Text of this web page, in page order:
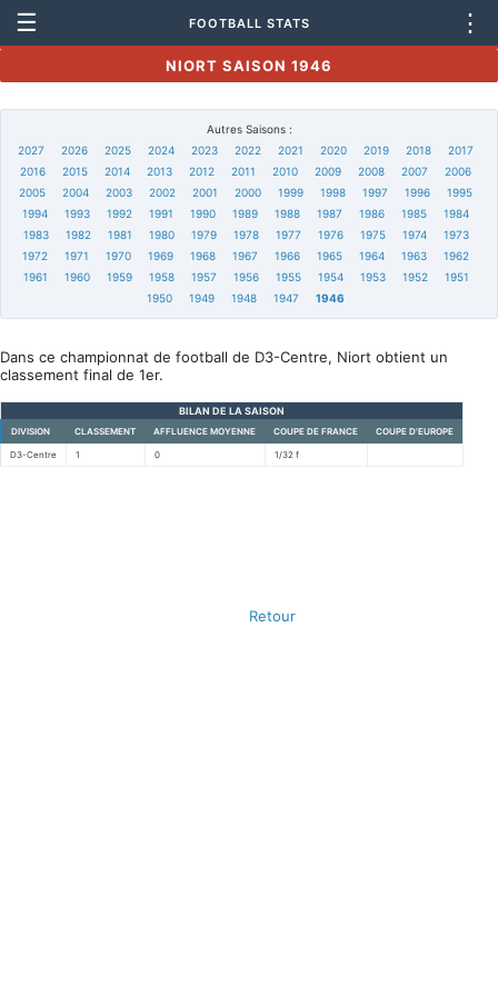
☰ FOOTBALL STATS ⋮
NIORT SAISON 1946
Autres Saisons :
2027
2026 2025 2024 2023 2022 2021 2020 2019 2018
2017
2016
2015 2014 2013 2012 2011 2010 2009 2008 2007
2006
2005
2004 2003 2002 2001 2000 1999 1998 1997 1996
1995
1994
1993 1992 1991 1990 1989 1988 1987 1986 1985
1984
1983
1982 1981 1980 1979 1978 1977 1976 1975 1974
1973
1972
1971 1970 1969 1968 1967 1966 1965 1964 1963
1962
1961
1960 1959 1958 1957 1956 1955 1954 1953 1952
1951
1950
1949 1948 1947 1946
Dans ce championnat de football de D3-Centre, Niort obtient un
classement final de 1er.
BILAN DE LA SAISON
DIVISION CLASSEMENT AFFLUENCE MOYENNE COUPE DE FRANCE COUPE D'EUROPE
D3-Centre 1 0 1/32 f
Retour